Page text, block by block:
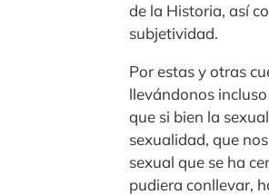
de la Historia, así
subjetividad.
Por estas y otras
llevándonos
que si bien la
sexualidad, que
sexual que se ha
pudiera conllevar,